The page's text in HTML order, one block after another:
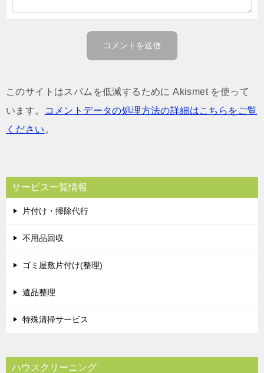
このサイトはスパムを低減するために Akismet を使って
います。
コメントデータの処理方法の詳細はこちらをご覧
ください 。
サービス一覧情報
片付け・掃除代行
不用品回収
ゴミ屋敷片付け(整理)
遺品整理
特殊清掃サービス
ハウスクリーニング